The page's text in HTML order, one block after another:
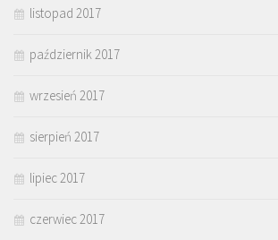
listopad 2017
październik 2017
wrzesień 2017
sierpień 2017
lipiec 2017
czerwiec 2017